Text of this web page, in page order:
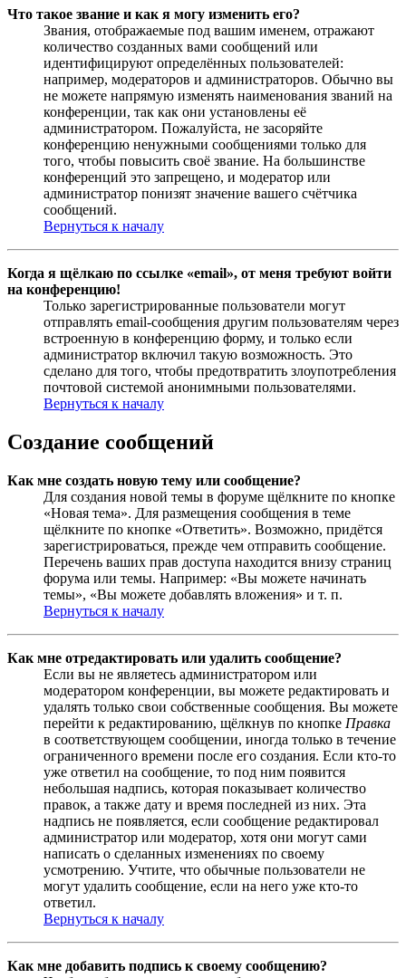
Что такое звание и как я могу изменить его?
Звания, отображаемые под вашим именем, отражают
количество созданных вами сообщений или
идентифицируют определённых пользователей:
например, модераторов и администраторов. Обычно вы
не можете напрямую изменять наименования званий на
конференции, так как они установлены её
администратором. Пожалуйста, не засоряйте
конференцию ненужными сообщениями только для
того, чтобы повысить своё звание. На большинстве
конференций это запрещено, и модератор или
администратор понизят значение вашего счётчика
сообщений.
Вернуться к началу
Когда я щёлкаю по ссылке «email», от меня требуют войти
на конференцию!
Только зарегистрированные пользователи могут
отправлять email-сообщения другим пользователям через
встроенную в конференцию форму, и только если
администратор включил такую возможность. Это
сделано для того, чтобы предотвратить злоупотребления
почтовой системой анонимными пользователями.
Вернуться к началу
Создание сообщений
Как мне создать новую тему или сообщение?
Для создания новой темы в форуме щёлкните по кнопке
«Новая тема». Для размещения сообщения в теме
щёлкните по кнопке «Ответить». Возможно, придётся
зарегистрироваться, прежде чем отправить сообщение.
Перечень ваших прав доступа находится внизу страниц
форума или темы. Например: «Вы можете начинать
темы», «Вы можете добавлять вложения» и т. п.
Вернуться к началу
Как мне отредактировать или удалить сообщение?
Если вы не являетесь администратором или
модератором конференции, вы можете редактировать и
удалять только свои собственные сообщения. Вы можете
перейти к редактированию, щёлкнув по кнопке Правка
в соответствующем сообщении, иногда только в течение
ограниченного времени после его создания. Если кто-то
уже ответил на сообщение, то под ним появится
небольшая надпись, которая показывает количество
правок, а также дату и время последней из них. Эта
надпись не появляется, если сообщение редактировал
администратор или модератор, хотя они могут сами
написать о сделанных изменениях по своему
усмотрению. Учтите, что обычные пользователи не
могут удалить сообщение, если на него уже кто-то
ответил.
Вернуться к началу
Как мне добавить подпись к своему сообщению?